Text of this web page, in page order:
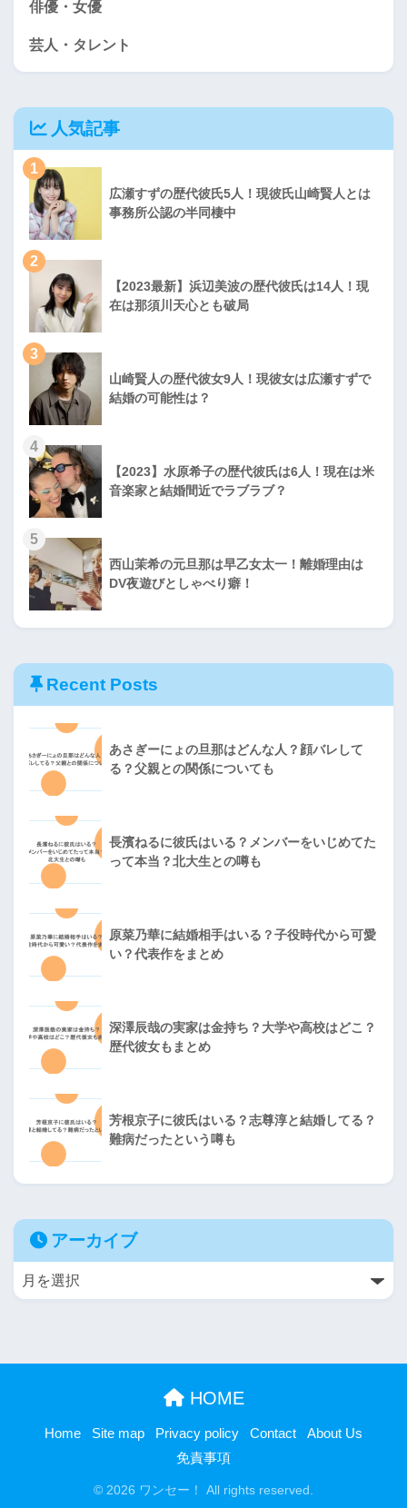
俳優・女優
芸人・タレント
人気記事
1
広瀬すずの歴代彼氏5人！現彼氏山崎賢人とは
事務所公認の半同棲中
2
【2023最新】浜辺美波の歴代彼氏は14人！現
在は那須川天心とも破局
3
山崎賢人の歴代彼女9人！現彼女は広瀬すずで
結婚の可能性は？
4
【2023】水原希子の歴代彼氏は6人！現在は米
音楽家と結婚間近でラブラブ？
5
西山茉希の元旦那は早乙女太一！離婚理由は
DV夜遊びとしゃべり癖！
Recent Posts
あさぎーにょの旦那はどんな人？顔バレして
る？父親との関係についても
長濱ねるに彼氏はいる？メンバーをいじめてた
って本当？北大生との噂も
原菜乃華に結婚相手はいる？子役時代から可愛
い？代表作をまとめ
深澤辰哉の実家は金持ち？大学や高校はどこ？
歴代彼女もまとめ
芳根京子に彼氏はいる？志尊淳と結婚してる？
難病だったという噂も
アーカイブ
HOME
Home Site map Privacy policy Contact
About Us
免責事項
© 2026 ワンセー！ All rights reserved.